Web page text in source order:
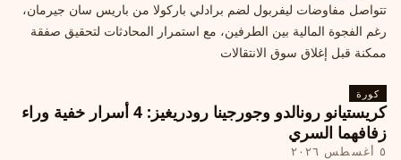
تتواصل مفاوضات ليفربول لضم برادلي باركولا من باريس سان جيرمان،
رغم الفجوة المالية بين الطرفين، مع استمرار المحادثات لتحقيق صفقة
ممكنة قبل إغلاق سوق الانتقالات
كورة
كريستيانو رونالدو وجورجينا رودريغيز: 4 أسرار خفية وراء
زفافهما السري
٥ أغسطس ٢٠٢٦